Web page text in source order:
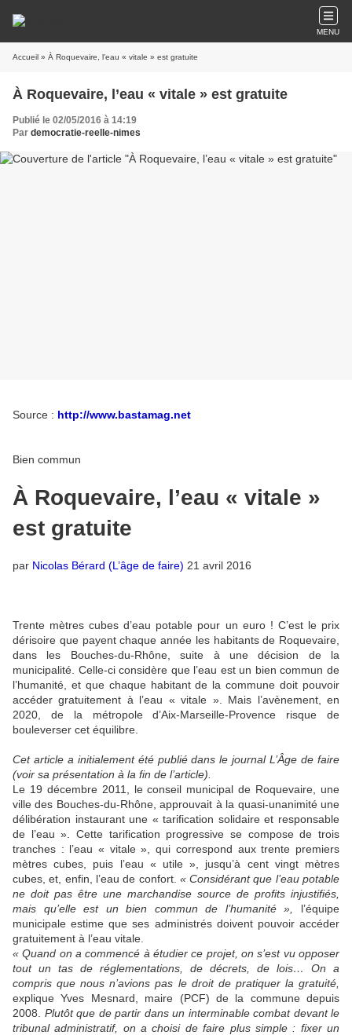
MENU
Accueil » À Roquevaire, l’eau « vitale » est gratuite
À Roquevaire, l’eau « vitale » est gratuite
Publié le 02/05/2016 à 14:19
Par democratie-reelle-nimes
Source : http://www.bastamag.net
Bien commun
À Roquevaire, l’eau « vitale »
est gratuite
par Nicolas Bérard (L’âge de faire) 21 avril 2016
Trente mètres cubes d’eau potable pour un euro ! C’est le prix
dérisoire que payent chaque année les habitants de Roquevaire,
dans les Bouches-du-Rhône, suite à une décision de la
municipalité. Celle-ci considère que l’eau est un bien commun de
l’humanité, et que chaque habitant de la commune doit pouvoir
accéder gratuitement à l’eau « vitale ». Mais l’avènement, en
2020, de la métropole d’Aix-Marseille-Provence risque de
bouleverser cet équilibre.
Cet article a initialement été publié dans le journalL’Âge de faire
(voir sa présentation à la fin de l’article).
Le 19 décembre 2011, le conseil municipal de Roquevaire, une
ville des Bouches-du-Rhône, approuvait à la quasi-unanimité une
délibération instaurant une « tarification solidaire et responsable
de l’eau ». Cette tarification progressive se compose de trois
tranches : l’eau « vitale », qui correspond aux trente premiers
mètres cubes, puis l’eau « utile », jusqu’à cent vingt mètres
cubes, et, enfin, l’eau de confort. « Considérant que l’eau potable
ne doit pas être une marchandise source de profits injustifiés,
mais qu’elle est un bien commun de l’humanité »,
l’équipe
municipale estime que ses administrés doivent pouvoir accéder
gratuitement à l’eau vitale.
« Quand on a commencé à étudier ce projet, on s’est vu opposer
tout un tas de réglementations, de décrets, de lois… On a
compris que nous n’avions pas le droit de pratiquer la gratuité,
explique Yves Mesnard, maire (PCF) de la commune depuis
2008.
Plutôt que de partir dans un interminable combat devant le
tribunal administratif, on a choisi de faire plus simple : fixer un